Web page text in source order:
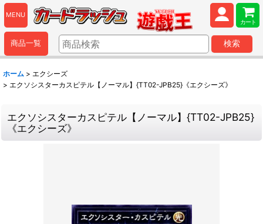
MENU
カート
商品一覧 検索
ホーム > エクシーズ
> エクソシスターカスピテル【ノーマル】{TT02-JPB25}《エクシーズ》
エクソシスターカスピテル【ノーマル】{TT02-JPB25}
《エクシーズ》